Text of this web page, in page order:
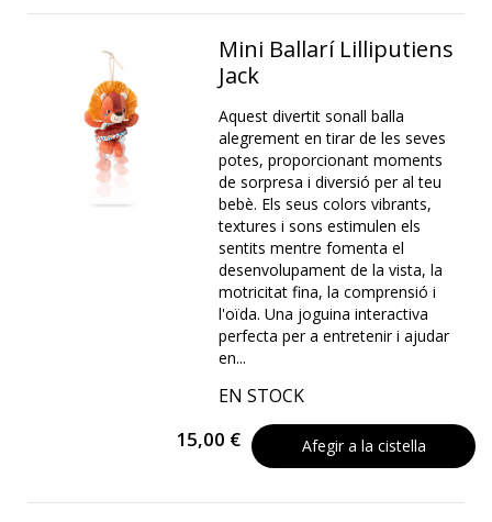
Mini Ballarí Lilliputiens
Jack
Aquest divertit sonall balla
alegrement en tirar de les seves
potes, proporcionant moments
de sorpresa i diversió per al teu
bebè. Els seus colors vibrants,
textures i sons estimulen els
sentits mentre fomenta el
desenvolupament de la vista, la
motricitat fina, la comprensió i
l'oïda. Una joguina interactiva
perfecta per a entretenir i ajudar
en...
EN STOCK
15,00 € Afegir a la cistella